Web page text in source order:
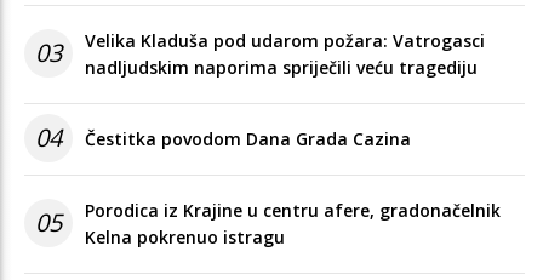
03
Velika Kladuša pod udarom požara: Vatrogasci
nadljudskim naporima spriječili veću tragediju
04 Čestitka povodom Dana Grada Cazina
05
Porodica iz Krajine u centru afere, gradonačelnik
Kelna pokrenuo istragu